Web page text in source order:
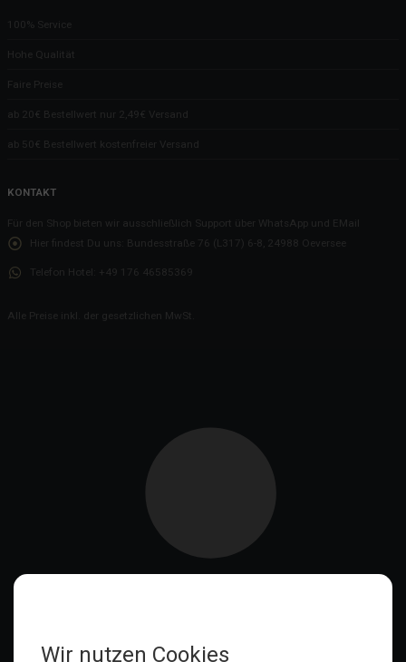
100% Service
Hohe Qualität
Faire Preise
ab 20€ Bestellwert nur 2,49€ Versand
ab 50€ Bestellwert kostenfreier Versand
KONTAKT
Für den Shop bieten wir ausschließlich Support über WhatsApp und EMail
Hier findest Du uns:
Bundesstraße 76 (L317) 6-8, 24988 Oeversee
Telefon Hotel: +49 176 46585369
Alle Preise inkl. der gesetzlichen MwSt.